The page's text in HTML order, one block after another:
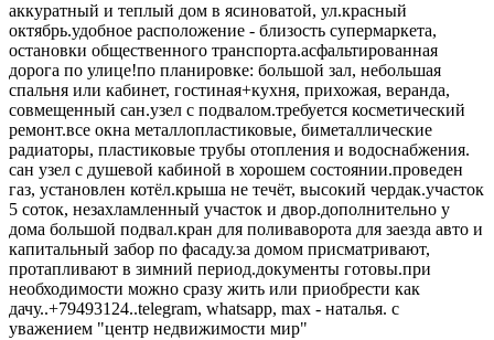
аккуратный и теплый дом в ясиноватой, ул.красный
октябрь.удобное расположение - близость супермаркета,
остановки общественного транспорта.асфальтированная
дорога по улице!по планировке: большой зал, небольшая
спальня или кабинет, гостиная+кухня, прихожая, веранда,
совмещенный сан.узел с подвалом.требуется косметический
ремонт.все окна металлопластиковые, биметаллические
радиаторы, пластиковые трубы отопления и водоснабжения.
сан узел с душевой кабиной в хорошем состоянии.проведен
газ, установлен котёл.крыша не течёт, высокий чердак.участок
5 соток, незахламленный участок и двор.дополнительно у
дома большой подвал.кран для поливаворота для заезда авто и
капитальный забор по фасаду.за домом присматривают,
протапливают в зимний период.документы готовы.при
необходимости можно сразу жить или приобрести как
дачу..+79493124..telegram, whatsapp, max - наталья. с
уважением "центр недвижимости мир"